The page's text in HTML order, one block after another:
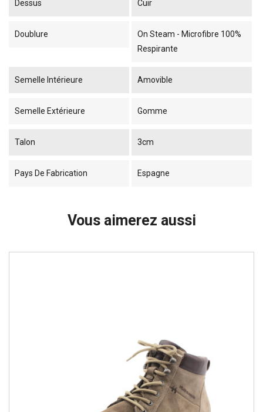
Dessus Cuir
Doublure
On Steam - Microfibre 100%
Respirante
Semelle Intérieure Amovible
Semelle Extérieure Gomme
Talon 3cm
Pays De Fabrication Espagne
Vous aimerez aussi